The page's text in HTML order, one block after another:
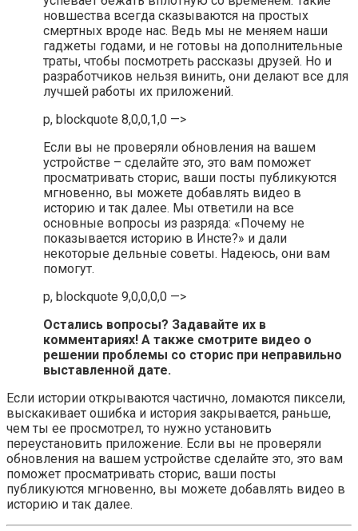
новшества всегда сказываются на простых
смертных вроде нас. Ведь мы не меняем наши
гаджеты годами, и не готовы на дополнительные
траты, чтобы посмотреть рассказы друзей. Но и
разработчиков нельзя винить, они делают все для
лучшей работы их приложений.
p, blockquote 8,0,0,1,0 —>
Если вы не проверяли обновления на вашем
устройстве – сделайте это, это вам поможет
просматривать сторис, ваши посты публикуются
мгновенно, вы можете добавлять видео в
историю и так далее. Мы ответили на все
основные вопросы из разряда: «Почему не
показывается историю в Инсте?» и дали
некоторые дельные советы. Надеюсь, они вам
помогут.
p, blockquote 9,0,0,0,0 —>
Остались вопросы? Задавайте их в
комментариях! А также смотрите видео о
решении проблемы со сторис при неправильно
выставленной дате.
Если истории открываются частично, ломаются пиксели,
выскакивает ошибка и история закрывается, раньше,
чем ты ее просмотрел, то нужно установить
переустановить приложение. Если вы не проверяли
обновления на вашем устройстве сделайте это, это вам
поможет просматривать сторис, ваши посты
публикуются мгновенно, вы можете добавлять видео в
историю и так далее.